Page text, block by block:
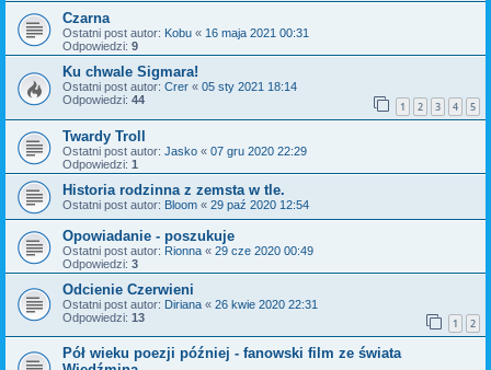
Czarna
Ostatni post autor: Kobu « 16 maja 2021 00:31
Odpowiedzi: 9
Ku chwale Sigmara!
Ostatni post autor: Crer « 05 sty 2021 18:14
Odpowiedzi: 44 1 2 3 4 5
Twardy Troll
Ostatni post autor: Jasko « 07 gru 2020 22:29
Odpowiedzi: 1
Historia rodzinna z zemsta w tle.
Ostatni post autor: Bloom « 29 paź 2020 12:54
Opowiadanie - poszukuje
Ostatni post autor: Rionna « 29 cze 2020 00:49
Odpowiedzi: 3
Odcienie Czerwieni
Ostatni post autor: Diriana « 26 kwie 2020 22:31
Odpowiedzi: 13 1 2
Pół wieku poezji później - fanowski film ze świata